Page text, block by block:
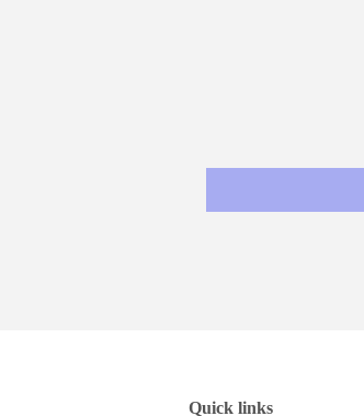
Quick links